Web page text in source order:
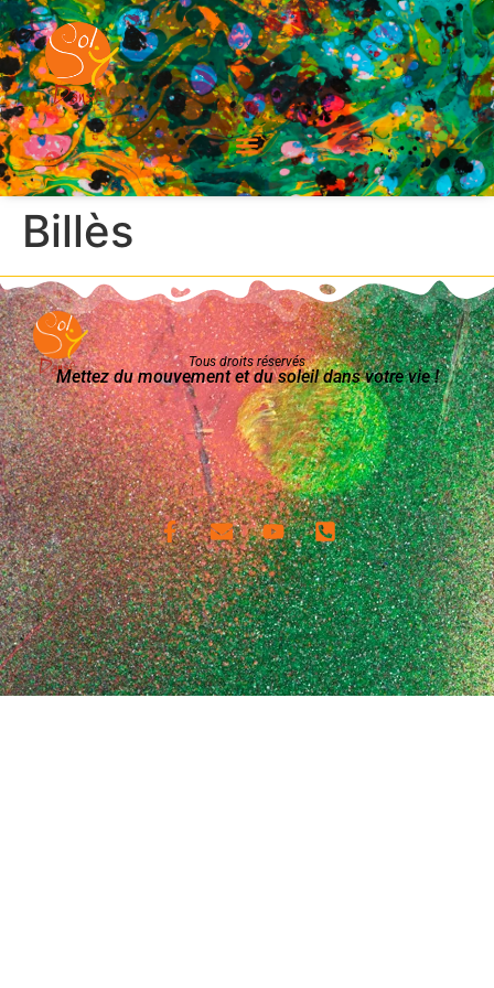
Billès
Tous droits réservés
Mettez du mouvement et du soleil dans votre vie !